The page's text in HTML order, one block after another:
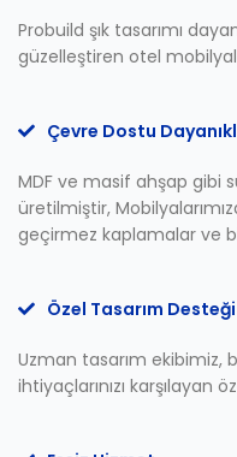
Probuild şık tasarımı
güzelleştiren otel
Çevre Dostu
MDF ve masif ahşap gibi
üretilmiştir,
geçirmez kaplamalar ve
Özel Tasarım Desteği
Uzman tasarım ekibimiz,
ihtiyaçlarınızı karşılayan